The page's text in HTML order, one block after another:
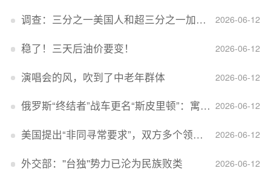
2026-06-12
调查：三分之一美国人和超三分之一加拿大人感到经济压力
2026-06-12
稳了！三天后油价要变！
2026-06-12
演唱会的风，吹到了中老年群体
2026-06-12
俄罗斯“终结者”战车更名“斯皮里顿”：寓意强大可靠，彰显俄精神力量
2026-06-12
美国提出“非同寻常要求”，双方多个领域分歧依旧，印美贸易谈判进入“关键阶段”
2026-06-12
外交部：''台独''势力已沦为民族败类